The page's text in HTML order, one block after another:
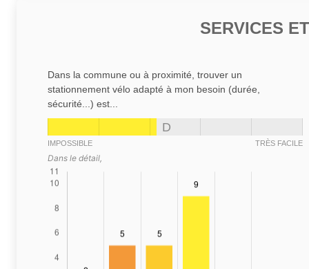
SERVICES
Dans la commune ou à proximité, trouver un
stationnement vélo adapté à mon besoin (durée,
sécurité...) est...
D
IMPOSSIBLE TRÈS FACILE
Dans le détail,